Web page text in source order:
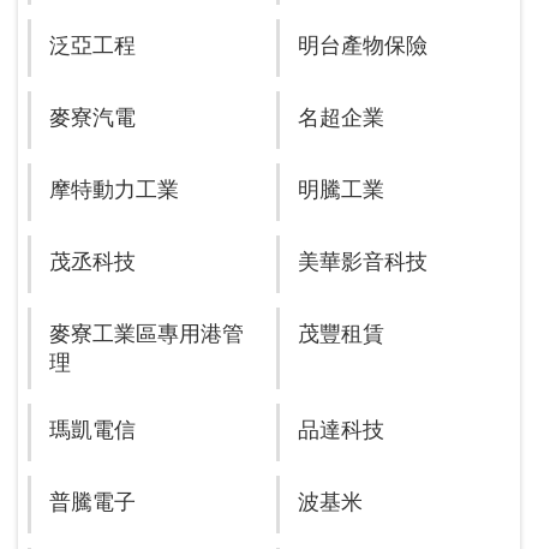
泛亞工程 明台產物保險
麥寮汽電 名超企業
摩特動力工業 明騰工業
茂丞科技 美華影音科技
麥寮工業區專用港管
理
茂豐租賃
瑪凱電信 品達科技
普騰電子 波基米